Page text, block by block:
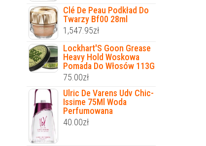
Clé De Peau Podkład Do
Twarzy Bf00 28ml
1,547.95zł
Lockhart'S Goon Grease
Heavy Hold Woskowa
Pomada Do Włosów 113G
75.00zł
Ulric De Varens Udv Chic-
Issime 75Ml Woda
Perfumowana
40.00zł